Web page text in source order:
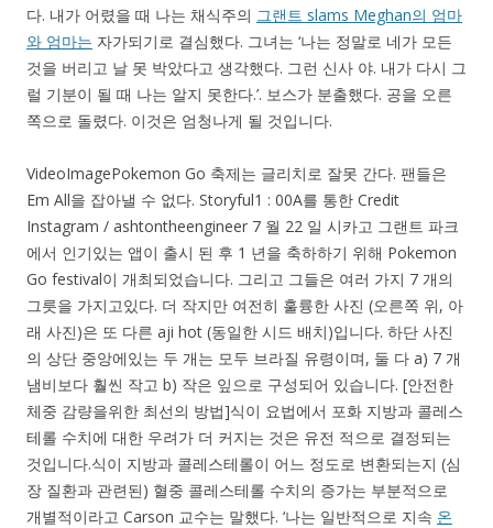
다. 내가 어렸을 때 나는 채식주의 그랜트 slams Meghan의 엄마
와 엄마는 자가되기로 결심했다. 그녀는 ‘나는 정말로 네가 모든
것을 버리고 날 못 박았다고 생각했다. 그런 신사 야. 내가 다시 그
럴 기분이 될 때 나는 알지 못한다.’. 보스가 분출했다. 공을 오른
쪽으로 돌렸다. 이것은 엄청나게 될 것입니다.
VideoImagePokemon Go 축제는 글리치로 잘못 간다. 팬들은
Em All을 잡아낼 수 없다. Storyful1 : 00A를 통한 Credit
Instagram / ashtontheengineer 7 월 22 일 시카고 그랜트 파크
에서 인기있는 앱이 출시 된 후 1 년을 축하하기 위해 Pokemon
Go festival이 개최되었습니다. 그리고 그들은 여러 가지 7 개의
그릇을 가지고있다. 더 작지만 여전히 훌륭한 사진 (오른쪽 위, 아
래 사진)은 또 다른 aji hot (동일한 시드 배치)입니다. 하단 사진
의 상단 중앙에있는 두 개는 모두 브라질 유령이며, 둘 다 a) 7 개
냄비보다 훨씬 작고 b) 작은 잎으로 구성되어 있습니다. [안전한
체중 감량을위한 최선의 방법]식이 요법에서 포화 지방과 콜레스
테롤 수치에 대한 우려가 더 커지는 것은 유전 적으로 결정되는
것입니다.식이 지방과 콜레스테롤이 어느 정도로 변환되는지 (심
장 질환과 관련된) 혈중 콜레스테롤 수치의 증가는 부분적으로
개별적이라고 Carson 교수는 말했다. ‘나는 일반적으로 지속 온